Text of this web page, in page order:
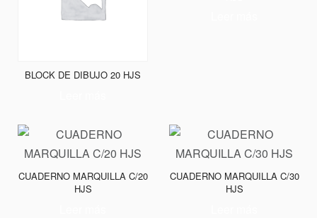
BLOCK DE DIBUJO 20 HJS
CUADERNO MARQUILLA C/20
HJS
CUADERNO MARQUILLA C/30
HJS